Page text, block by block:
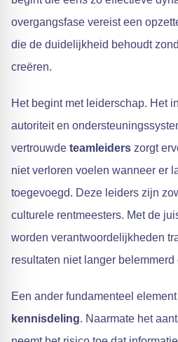
overgangsfase vereist een
die de duidelijkheid behoudt
creëren.
Het begint met leiderschap. Het
autoriteit en
vertrouwde teamleiders zorgt
niet verloren voelen wanneer er
toegevoegd. Deze leiders zijn
culturele rentmeesters. Met de
worden verantwoordelijkheden
resultaten niet langer
Een ander fundamenteel
kennisdeling. Naarmate het